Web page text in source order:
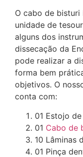
O cabo de bisturi
unidade de
alguns dos
dissecação da
pode realizar a
forma bem
objetivos. O
conta com:
01 Estojo
01 Cabo de
10 Lâminas
01 Pinça